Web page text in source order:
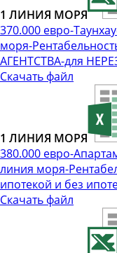
1 ЛИНИЯ МОРЯ
370.000 евро-
моря-
АГЕНТСТВА-для
Скачать файл
1 ЛИНИЯ МОРЯ
380.000 евро-
линия моря-
ипотекой и без
Скачать файл